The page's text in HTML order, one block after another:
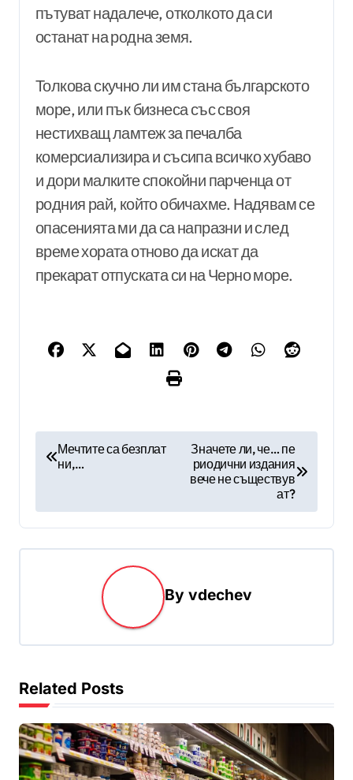
пътуват надалече, отколкото да си
останат на родна земя.
Толкова скучно ли им стана българското
море, или пък бизнеса със своя
нестихващ ламтеж за печалба
комерсиализира и съсипа всичко хубаво
и дори малките спокойни парченца от
родния рай, който обичахме. Надявам се
опасенията ми да са напразни и след
време хората отново да искат да
прекарат отпуската си на Черно море.
и
г
я
Мечтите са безплат
ни,…
Значете ли, че… пе
риодични издания
вече не съществув
ат?
By vdechev
Related Posts